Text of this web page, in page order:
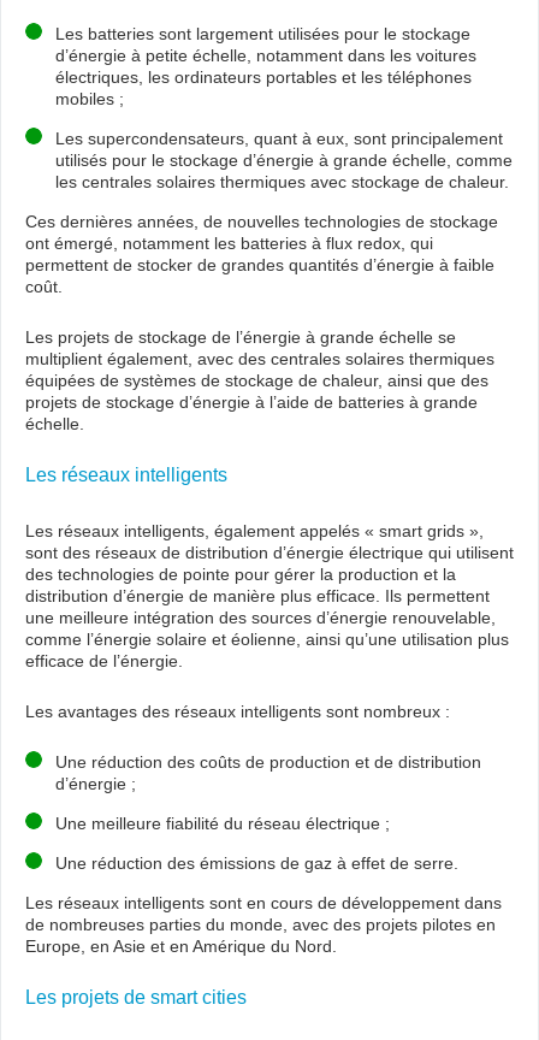
Les batteries sont largement utilisées pour le stockage
d’énergie à petite échelle, notamment dans les voitures
électriques, les ordinateurs portables et les téléphones
mobiles ;
Les supercondensateurs, quant à eux, sont principalement
utilisés pour le stockage d’énergie à grande échelle, comme
les centrales solaires thermiques avec stockage de chaleur.
Ces dernières années, de nouvelles technologies de stockage
ont émergé, notamment les batteries à flux redox, qui
permettent de stocker de grandes quantités d’énergie à faible
coût.
Les projets de stockage de l’énergie à grande échelle se
multiplient également, avec des centrales solaires thermiques
équipées de systèmes de stockage de chaleur, ainsi que des
projets de stockage d’énergie à l’aide de batteries à grande
échelle.
Les réseaux intelligents
Les réseaux intelligents, également appelés « smart grids »,
sont des réseaux de distribution d’énergie électrique qui utilisent
des technologies de pointe pour gérer la production et la
distribution d’énergie de manière plus efficace. Ils permettent
une meilleure intégration des sources d’énergie renouvelable,
comme l’énergie solaire et éolienne, ainsi qu’une utilisation plus
efficace de l’énergie.
Les avantages des réseaux intelligents sont nombreux :
Une réduction des coûts de production et de distribution
d’énergie ;
Une meilleure fiabilité du réseau électrique ;
Une réduction des émissions de gaz à effet de serre.
Les réseaux intelligents sont en cours de développement dans
de nombreuses parties du monde, avec des projets pilotes en
Europe, en Asie et en Amérique du Nord.
Les projets de smart cities